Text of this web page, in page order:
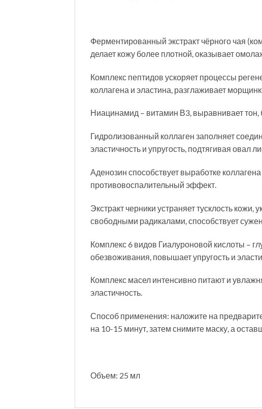
Ферментированный экстракт чёрного чая
делает кожу более плотной, оказывает
Комплекс пептидов ускоряет процессы
коллагена и эластина, разглаживает
Ниацинамид – витамин В3, выравнивает тон,
Гидролизованный коллаген заполняет
эластичность и упругость, подтягивая
Аденозин способствует выработке
противовоспалительный эффект.
Экстракт черники устраняет тусклость кожи,
свободными радикалами, способствует
Комплекс 6 видов Гиалуроновой кислоты –
обезвоживания, повышает упругость и
Комплекс масел интенсивно питают и
эластичность.
Способ применения: наложите на
на 10-15 минут, затем снимите маску, а
Объем: 25 мл